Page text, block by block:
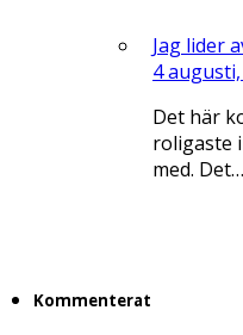
Jag lider
4
Det här
roligaste
med. Det…
Kommenterat